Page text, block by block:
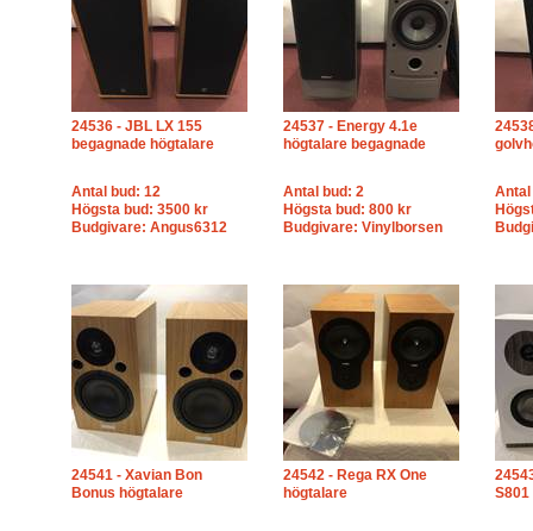
24536 - JBL LX 155
begagnade högtalare
Antal bud: 12
Högsta bud: 3500 kr
Budgivare: Angus6312
24537 - Energy 4.1e
högtalare begagnade
Antal bud: 2
Högsta bud: 800 kr
Budgivare: Vinylborsen
Antal
24541 - Xavian Bon
Bonus högtalare
24542 - Rega RX One
högtalare
S801